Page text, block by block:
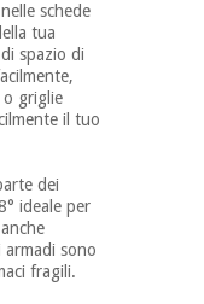
schede
tua
spazio di
griglie
il tuo
dei
ideale per
sono
fragili.